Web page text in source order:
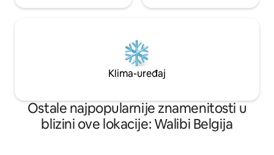
Klima-uređaj
Ostale najpopularnije znamenitosti u
blizini ove lokacije: Walibi Belgija